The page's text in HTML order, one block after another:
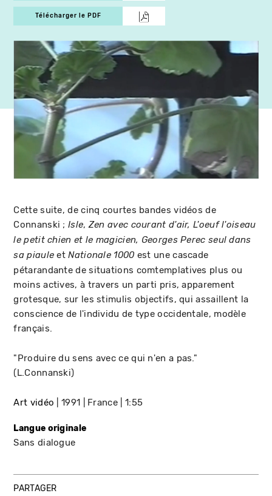
Télécharger le PDF
Cette suite, de cinq courtes bandes vidéos de
Connanski ; Isle,Zen avec courant d'air, L'oeuf l'oiseau
le petit chien et le magicien, Georges Perec seul dans
sa piaule et Nationale 1000 est une cascade
pétarandante de situations comtemplatives plus ou
moins actives, à travers un parti pris, apparement
grotesque, sur les stimulis objectifs, qui assaillent la
conscience de l'individu de type occidentale, modèle
français.
"Produire du sens avec ce qui n'en a pas."
(L.Connanski)
Art vidéo 1991 France 1:55
Langue originale
Sans dialogue
PARTAGER